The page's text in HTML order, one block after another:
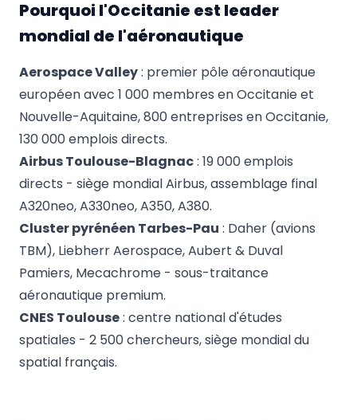
Pourquoi l'Occitanie est leader
mondial de l'aéronautique
Aerospace Valley: premier pôle aéronautique
européen avec 1 000 membres en Occitanie et
Nouvelle-Aquitaine, 800 entreprises en Occitanie,
130 000 emplois directs.
Airbus Toulouse-Blagnac: 19 000 emplois
directs - siège mondial Airbus, assemblage final
A320neo, A330neo, A350, A380.
Cluster pyrénéen Tarbes-Pau : Daher (avions
TBM), Liebherr Aerospace, Aubert & Duval
Pamiers, Mecachrome - sous-traitance
aéronautique premium.
CNES Toulouse: centre national d'études
spatiales - 2 500 chercheurs, siège mondial du
spatial français.